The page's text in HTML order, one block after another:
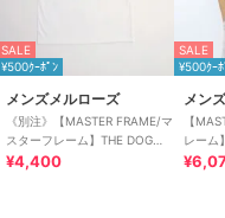
SALE
¥500ｸｰﾎﾟﾝ
メンズメルローズ
《別注》【MASTER FRAME/マ
スターフレーム】THE DOG
AND FRIENDS Tシャ
¥4,400
SALE
¥500ｸｰﾎ
メン
【
レーム
スレギ